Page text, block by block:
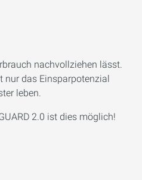
nachvollziehen lässt.
nur das Einsparpotenzial
leben.
2.0 ist dies möglich!